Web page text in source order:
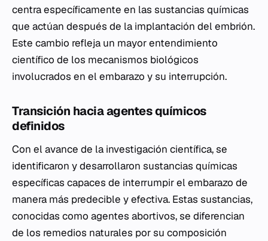
centra específicamente en las sustancias químicas
que actúan después de la implantación del embrión.
Este cambio refleja un mayor entendimiento
científico de los mecanismos biológicos
involucrados en el embarazo y su interrupción.
Transición hacia agentes químicos
definidos
Con el avance de la investigación científica, se
identificaron y desarrollaron sustancias químicas
específicas capaces de interrumpir el embarazo de
manera más predecible y efectiva. Estas sustancias,
conocidas como agentes abortivos, se diferencian
de los remedios naturales por su composición